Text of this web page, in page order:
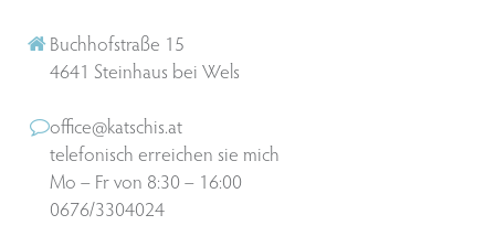
Buchhofstraße 15
4641 Steinhaus bei Wels
office@katschis.at
telefonisch erreichen sie mich
Mo – Fr von 8:30 – 16:00
0676/3304024